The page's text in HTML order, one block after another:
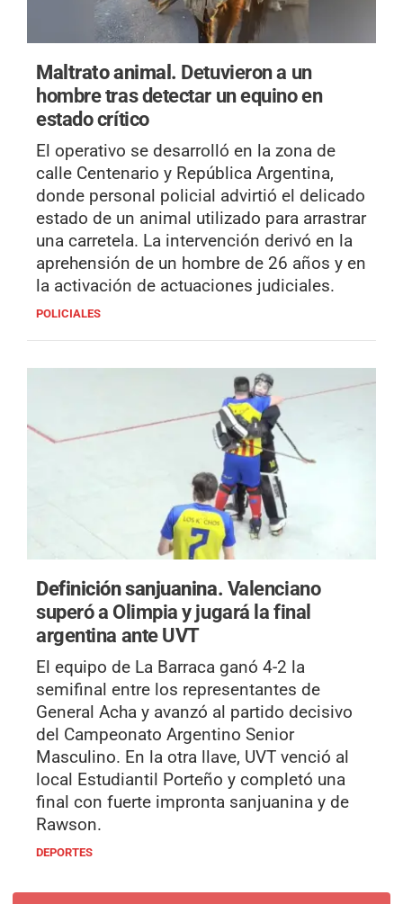
Maltrato animal. Detuvieron a un
hombre tras detectar un equino en
estado crítico
El operativo se desarrolló en la zona de
calle Centenario y República Argentina,
donde personal policial advirtió el delicado
estado de un animal utilizado para arrastrar
una carretela. La intervención derivó en la
aprehensión de un hombre de 26 años y en
la activación de actuaciones judiciales.
POLICIALES
Definición sanjuanina. Valenciano
superó a Olimpia y jugará la final
argentina ante UVT
El equipo de La Barraca ganó 4-2 la
semifinal entre los representantes de
General Acha y avanzó al partido decisivo
del Campeonato Argentino Senior
Masculino. En la otra llave, UVT venció al
local Estudiantil Porteño y completó una
final con fuerte impronta sanjuanina y de
Rawson.
DEPORTES